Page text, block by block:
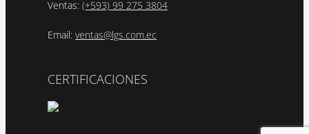
Ventas: (+593) 99 275 3804
Email: ventas@lgs.com.ec
CERTIFICACIONES